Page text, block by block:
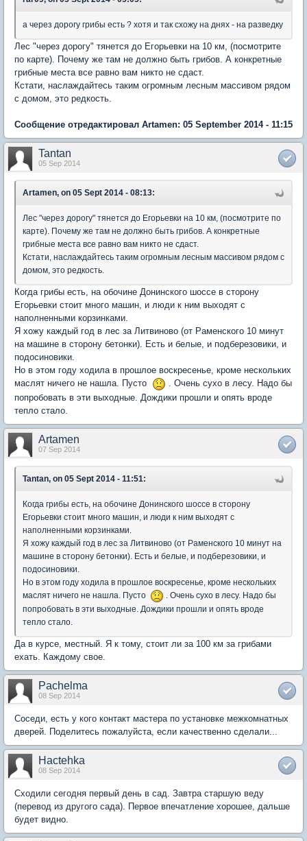
а через дорогу грибы есть ? хотя и так схожу на днях - на разведку
Лес "через дорогу" тянется до Егорьевки на 10 км, (посмотрите
по карте). Почему же там не должно быть грибов. А конкретные
грибные места все равно вам никто не сдаст.
Кстати, наслаждайтесь таким огромным лесным массивом рядом
с домом, это редкость.
Сообщение отредактировал Artamen: 05 September 2014 - 11:15
Tantan
05 Sep 2014
Artamen, on 05 Sept 2014 - 08:13:
Лес "через дорогу" тянется до Егорьевки на 10 км, (посмотрите по
карте). Почему же там не должно быть грибов. А конкретные
грибные места все равно вам никто не сдаст.
Кстати, наслаждайтесь таким огромным лесным массивом рядом с
домом, это редкость.
Когда грибы есть, на обочине Донинского шоссе в сторону
Егорьевки стоит много машин, и люди к ним выходят с
наполненными корзинками.
Я хожу каждый год в лес за Литвиново (от Раменского 10 минут
на машине в сторону бетонки). Есть и белые, и подберезовики, и
подосиновики.
Но в этом году ходила в прошлое воскресенье, кроме нескольких
маслят ничего не нашла. Пусто
. Очень сухо в лесу. Надо бы
попробовать в эти выходные. Дождики прошли и опять вроде
тепло стало.
Artamen
07 Sep 2014
Tantan, on 05 Sept 2014 - 11:51:
Когда грибы есть, на обочине Донинского шоссе в сторону
Егорьевки стоит много машин, и люди к ним выходят с
наполненными корзинками.
Я хожу каждый год в лес за Литвиново (от Раменского 10 минут на
машине в сторону бетонки). Есть и белые, и подберезовики, и
подосиновики.
Но в этом году ходила в прошлое воскресенье, кроме нескольких
маслят ничего не нашла. Пусто
. Очень сухо в лесу. Надо бы
попробовать в эти выходные. Дождики прошли и опять вроде
тепло стало.
Да в курсе, местный. Я к тому, стоит ли за 100 км за грибами
ехать. Каждому свое.
Pachelma
08 Sep 2014
Соседи, есть у кого контакт мастера по установке межкомнатных
дверей. Поделитесь пожалуйста, если качественно сделали...
Hactehka
08 Sep 2014
Сходили сегодня первый день в сад. Завтра старшую веду
(перевод из другого сада). Первое впечатление хорошее, дальше
будет видно.